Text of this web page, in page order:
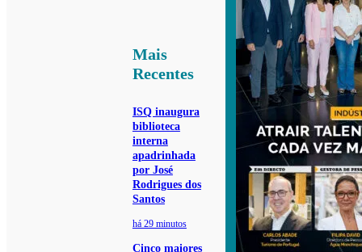
Mais
Recentes
ISQ inaugura
biblioteca
interna
apadrinhada
por José
Rodrigues dos
Santos
há 29 minutos
Cinco maiores